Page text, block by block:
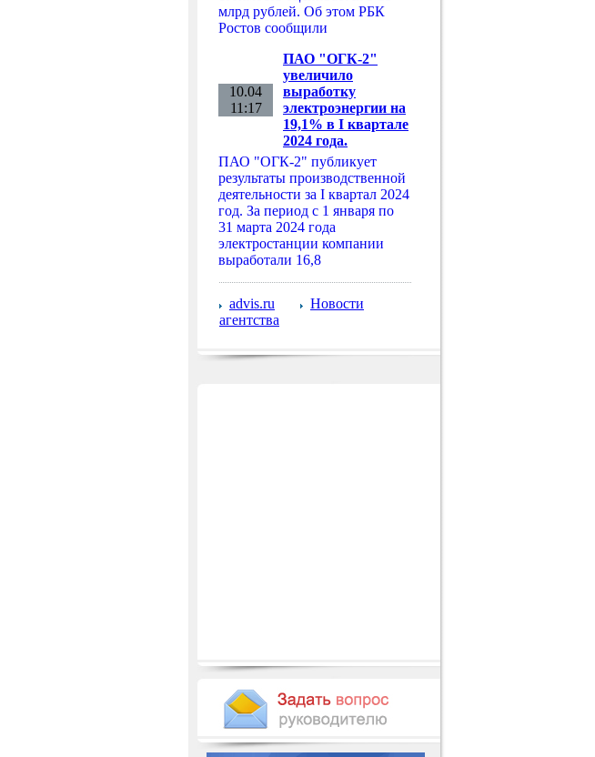
млрд рублей. Об этом РБК
Ростов сообщили
10.04
11:17
ПАО "ОГК-2"
увеличило
выработку
электроэнергии на
19,1% в I квартале
2024 года.
ПАО "ОГК-2" публикует
результаты производственной
деятельности за I квартал 2024
год. За период с 1 января по
31 марта 2024 года
электростанции компании
выработали 16,8
advis.ru
Новости
агентства